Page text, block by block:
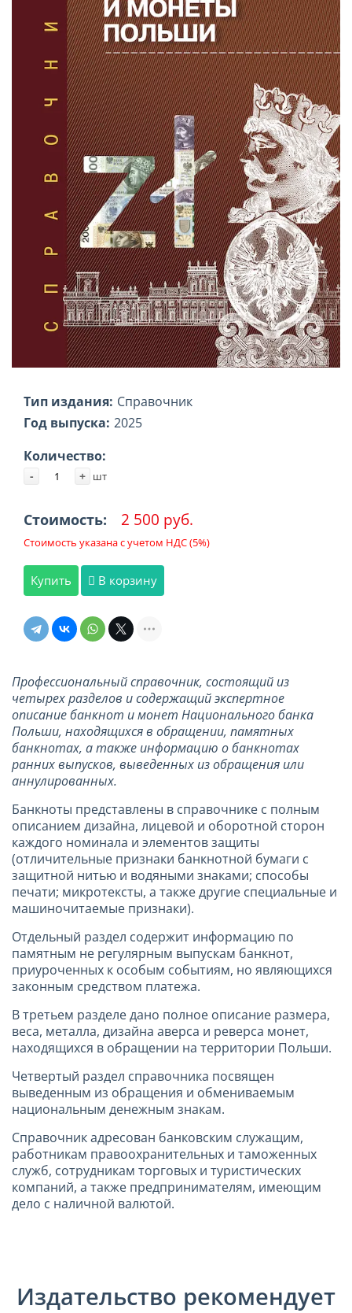
Тип издания: Справочник
Год выпуска: 2025
Количество:
- + шт
Стоимость: 2 500 руб.
Стоимость указана с учетом НДС (5%)
Купить В корзину
Профессиональный справочник, состоящий из
четырех разделов и содержащий экспертное
описание банкнот и монет Национального банка
Польши, находящихся в обращении, памятных
банкнотах, а также информацию о банкнотах
ранних выпусков, выведенных из обращения или
аннулированных.
Банкноты представлены в справочнике с полным
описанием дизайна, лицевой и оборотной сторон
каждого номинала и элементов защиты
(отличительные признаки банкнотной бумаги с
защитной нитью и водяными знаками; способы
печати; микротексты, а также другие специальные и
машиночитаемые признаки).
Отдельный раздел содержит информацию по
памятным не регулярным выпускам банкнот,
приуроченных к особым событиям, но являющихся
законным средством платежа.
В третьем разделе дано полное описание размера,
веса, металла, дизайна аверса и реверса монет,
находящихся в обращении на территории Польши.
Четвертый раздел справочника посвящен
выведенным из обращения и обмениваемым
национальным денежным знакам.
Справочник адресован банковским служащим,
работникам правоохранительных и таможенных
служб, сотрудникам торговых и туристических
компаний, а также предпринимателям, имеющим
дело с наличной валютой.
Издательство рекомендует